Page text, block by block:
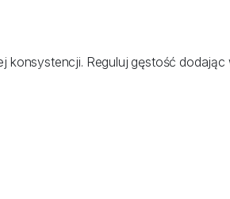
konsystencji. Reguluj gęstość dodając